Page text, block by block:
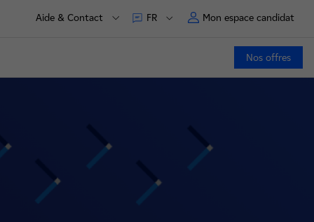
Aide & Contact FR Mon espace candidat
Nos offres